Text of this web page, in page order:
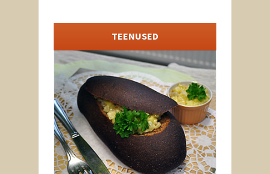
TEENUSED